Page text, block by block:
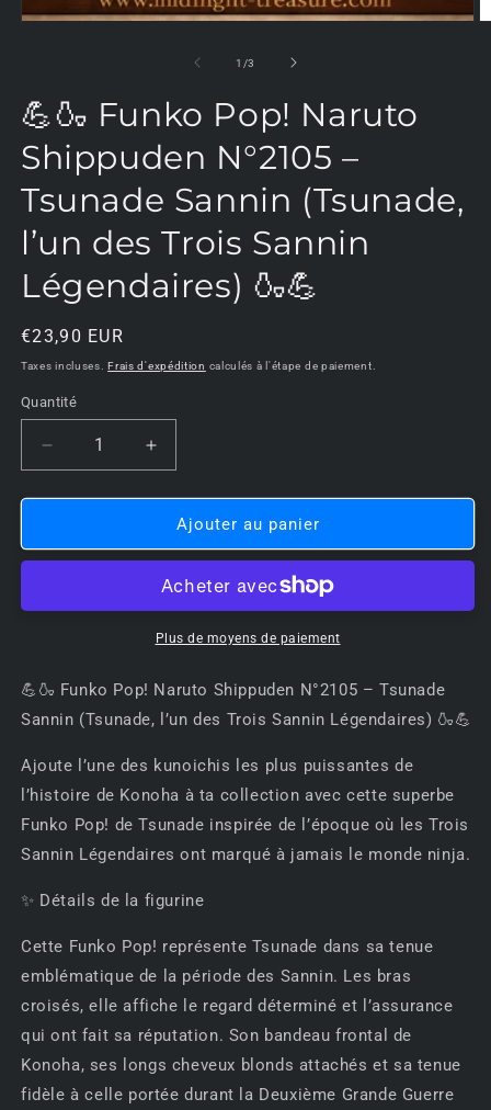
1 /de
3
💪🍶 Funko Pop! Naruto
Shippuden N°2105 –
Tsunade Sannin (Tsunade,
l’un des Trois Sannin
Légendaires) 🍶💪
Prix
habituel
€23,90 EUR
Taxes incluses.Frais d'expédition calculés à l'étape de paiement.
Quantité
Réduire
la
quantité
💪
Pop!
N°2105
Tsunade
Sannin
(Tsunade,
l’un
des
Trois
Sannin
Légendaires)
💪
Augmenter
la
quantité
💪
Funko
Pop!
Naruto
N°2105
Tsunade
Sannin
(Tsunade,
l’un
des
Trois
Légendaires)
🍶
💪
Ajouter au panier
Plus de moyens de paiement
💪🍶 Funko Pop! Naruto Shippuden N°2105 – Tsunade
Sannin (Tsunade, l’un des Trois Sannin Légendaires) 🍶💪
Ajoute l’une des kunoichis les plus puissantes de
l’histoire de Konoha à ta collection avec cette superbe
Funko Pop! de Tsunade inspirée de l’époque où les Trois
Sannin Légendaires ont marqué à jamais le monde ninja.
✨ Détails de la figurine
Cette Funko Pop! représente Tsunade dans sa tenue
emblématique de la période des Sannin. Les bras
croisés, elle affiche le regard déterminé et l’assurance
qui ont fait sa réputation. Son bandeau frontal de
Konoha, ses longs cheveux blonds attachés et sa tenue
fidèle à celle portée durant la Deuxième Grande Guerre